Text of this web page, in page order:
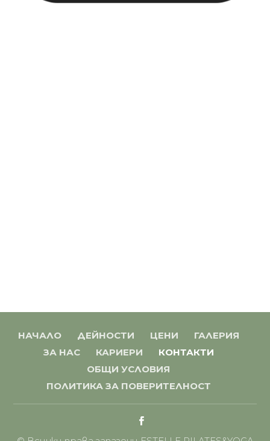
НАЧАЛО ДЕЙНОСТИ ЦЕНИ
ГАЛЕРИЯ
ЗА НАС
КАРИЕРИ
КОНТАКТИ
ОБЩИ УСЛОВИЯ
ПОЛИТИКА ЗА ПОВЕРИТЕЛНОСТ